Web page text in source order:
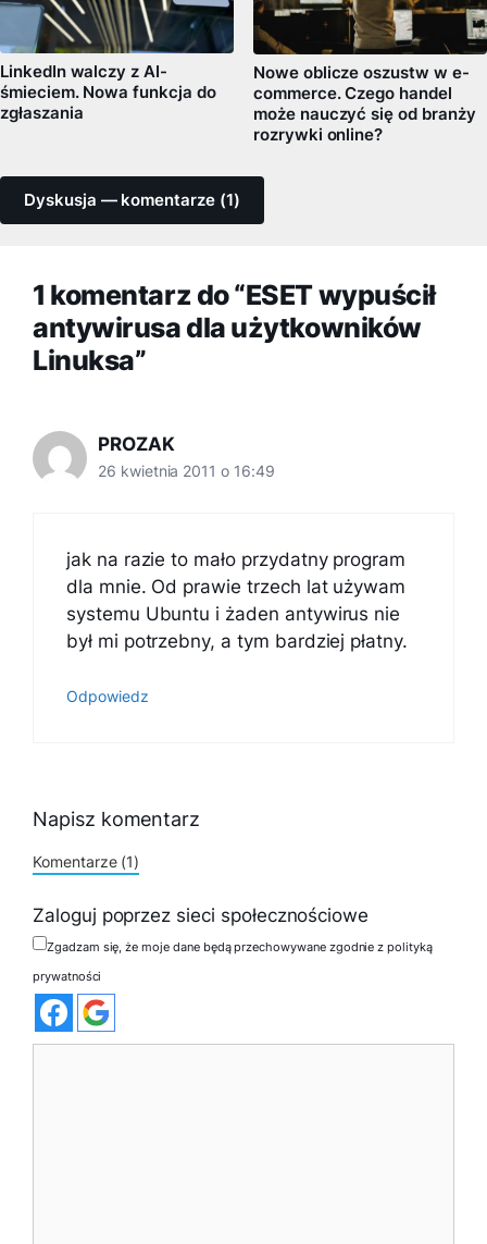
LinkedIn walczy z AI-
śmieciem. Nowa funkcja do
zgłaszania
Nowe oblicze oszustw w e-
commerce. Czego handel
może nauczyć się od branży
rozrywki online?
Dyskusja — komentarze (1)
1 komentarz do “ESET wypuścił
antywirusa dla użytkowników
Linuksa”
PROZAK
26 kwietnia 2011 o 16:49
jak na razie to mało przydatny program
dla mnie. Od prawie trzech lat używam
systemu Ubuntu i żaden antywirus nie
był mi potrzebny, a tym bardziej płatny.
Odpowiedz
Napisz komentarz
Komentarze (1)
Zaloguj poprzez sieci społecznościowe
Zgadzam się, że moje dane będą przechowywane zgodnie z polityką
prywatności